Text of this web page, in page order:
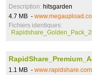
Description: hitsgarden
4.7 MB -
Fichiers identiques:
1.1 MB -